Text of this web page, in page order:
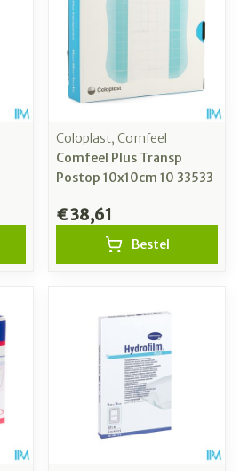
Coloplast, Comfeel
Comfeel Plus Transp
Postop 10x10cm 10 33533
€ 38,61
Bestel